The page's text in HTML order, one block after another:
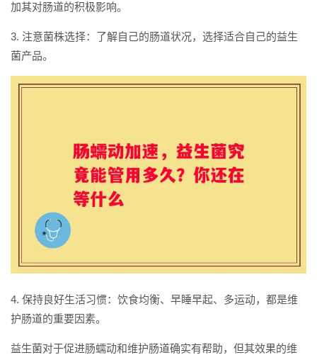
加其对肠道的积极影响。
3. 注意菌株选择：了解自己的肠道状况，选择适合自己的益生
菌产品。
4. 保持良好生活习惯：饮食均衡、早睡早起、多运动，都是维
护肠道的重要因素。
益生菌对于促进肠蠕动和维护肠道确实有帮助，但其效果的维